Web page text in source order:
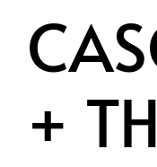
+